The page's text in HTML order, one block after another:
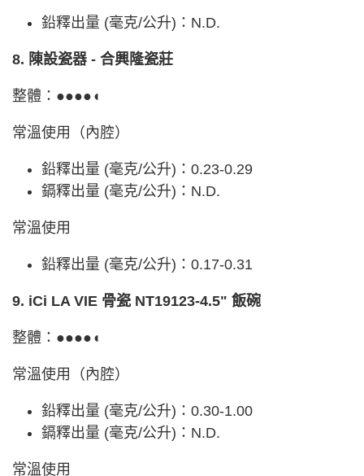
鉛釋出量 (毫克/公升)：N.D.
8. 陳設瓷器 - 合興隆瓷莊
整體：●●●●◖
常溫使用（內腔）
鉛釋出量 (毫克/公升)：0.23-0.29
鎘釋出量 (毫克/公升)：N.D.
常溫使用
鉛釋出量 (毫克/公升)：0.17-0.31
9. iCi LA VIE 骨瓷 NT19123-4.5" 飯碗
整體：●●●●◖
常溫使用（內腔）
鉛釋出量 (毫克/公升)：0.30-1.00
鎘釋出量 (毫克/公升)：N.D.
常溫使用